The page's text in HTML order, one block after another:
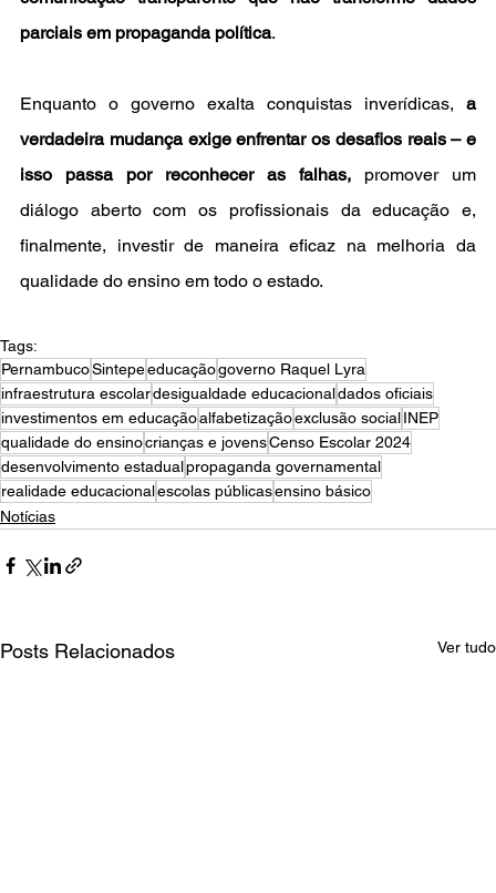
parciais em propaganda política.
Enquanto o governo exalta conquistas inverídicas, a
verdadeira mudança exige enfrentar os desafios reais – e
isso passa por reconhecer as falhas, promover um
diálogo aberto com os profissionais da educação e,
finalmente, investir de maneira eficaz na melhoria da
qualidade do ensino em todo o estado.
Tags:
PernambucoSintepeeducaçãogoverno Raquel Lyra
infraestrutura escolardesigualdade educacionaldados oficiais
investimentos em educaçãoalfabetizaçãoexclusão socialINEP
qualidade do ensinocrianças e jovensCenso Escolar 2024
desenvolvimento estadualpropaganda governamental
realidade educacionalescolas públicasensino básico
Notícias
Posts Relacionados Ver tudo